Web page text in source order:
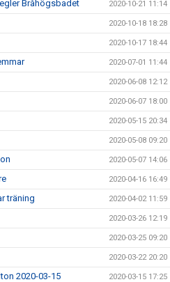
Bråhögsbadet 2020-10-21 11:14
2020-10-18 18:28
2020-10-17 18:44
2020-07-01 11:44
2020-06-08 12:12
2020-06-07 18:00
2020-05-15 20:34
2020-05-08 09:20
2020-05-07 14:06
2020-04-16 16:49
träning 2020-04-02 11:59
2020-03-26 12:19
2020-03-25 09:20
2020-03-22 20:20
2020-03-15 2020-03-15 17:25